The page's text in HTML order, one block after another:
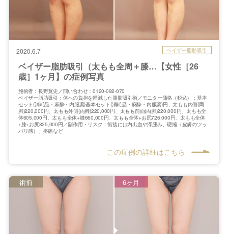
2020.6.7 ベイザー脂肪吸引
ベイザー脂肪吸引（太もも全周＋膝…【女性［26
歳］1ヶ月】の症例写真
施術者：長野寛史／問い合わせ：0120-092-070
ベイザー脂肪吸引：体への負担を軽減した脂肪吸引術／モニター価格（税込）：基本
セット(消耗品・麻酔・内服薬)基本セット(消耗品・麻酔・内服薬)円、太もも内側(両
脚)220,000円、太もも外側(両脚)220,000円、太もも前面(両脚)220,000円、太もも全
体605,000円、太もも全体+膝660,000円、太もも全体+お尻726,000円、太もも全体
+膝+お尻825,000円／副作用・リスク：術後には内出血や浮腫み、硬縮（皮膚のツッ
パリ感）、疼痛など
この症例の詳細はこちら
術前 6ヶ月